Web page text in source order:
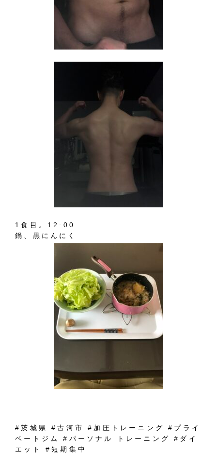
1食目。 12:00
鍋、黒にんにく
#茨城県 #古河市 # 加圧トレーニング # プライ
ベートジム
# パーソナル トレーニング # ダイ
エット
#短期集中